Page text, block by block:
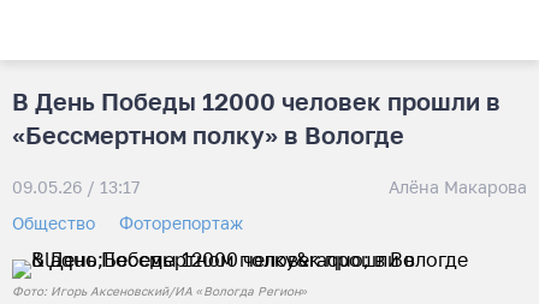
В День Победы 12000 человек прошли в
«Бессмертном полку» в Вологде
09.05.26 / 13:17
Алёна Макарова
Общество
Фоторепортаж
Фото: Игорь Аксеновский/ИА «Вологда Регион»